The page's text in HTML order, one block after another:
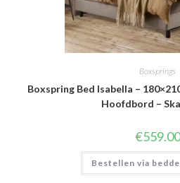
Boxsprings
Boxspring Bed Isabella –
Hoofdbord –
€559.00
Bestellen via